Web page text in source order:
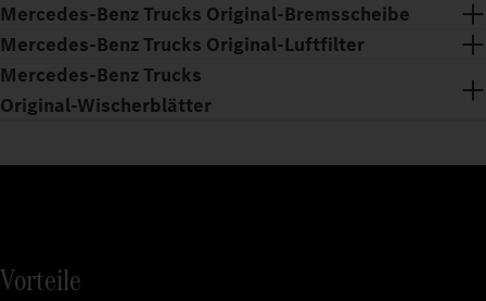
Mercedes‑Benz Trucks Original‑Bremsscheibe
Mercedes‑Benz Trucks Original‑Luftfilter
Mercedes‑Benz Trucks
Original‑Wischerblätter
Vorteile